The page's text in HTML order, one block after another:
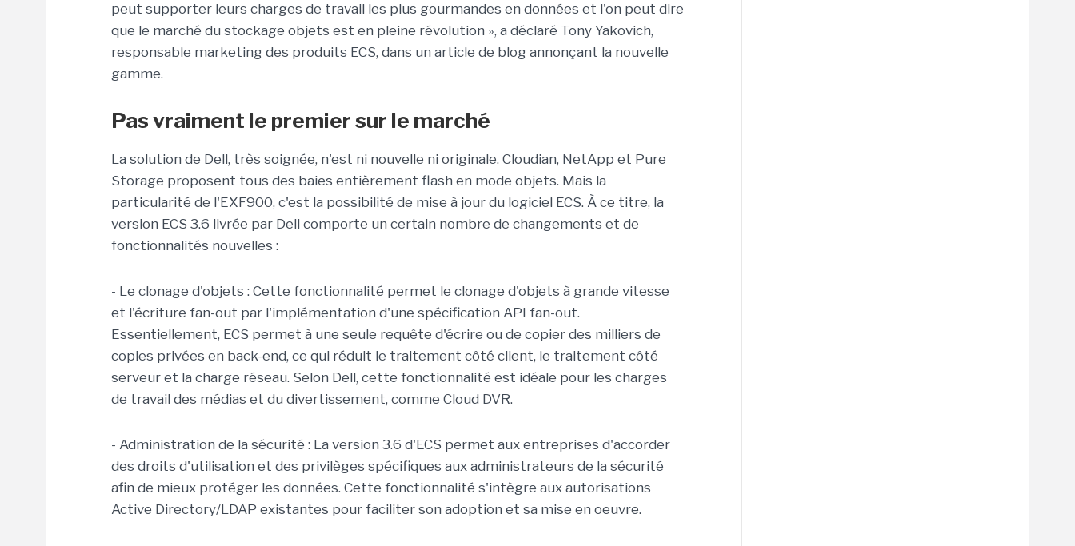
peut supporter leurs charges de travail les plus gourmandes en données et l'on peut dire
que le marché du stockage objets est en pleine révolution », a déclaré Tony Yakovich,
responsable marketing des produits ECS, dans un article de blog annonçant la nouvelle
gamme.
Pas vraiment le premier sur le marché
La solution de Dell, très soignée, n'est ni nouvelle ni originale. Cloudian, NetApp et Pure
Storage proposent tous des baies entièrement flash en mode objets. Mais la
particularité de l'EXF900, c'est la possibilité de mise à jour du logiciel ECS. À ce titre, la
version ECS 3.6 livrée par Dell comporte un certain nombre de changements et de
fonctionnalités nouvelles :
- Le clonage d'objets : Cette fonctionnalité permet le clonage d'objets à grande vitesse
et l'écriture fan-out par l'implémentation d'une spécification API fan-out.
Essentiellement, ECS permet à une seule requête d'écrire ou de copier des milliers de
copies privées en back-end, ce qui réduit le traitement côté client, le traitement côté
serveur et la charge réseau. Selon Dell, cette fonctionnalité est idéale pour les charges
de travail des médias et du divertissement, comme Cloud DVR.
- Administration de la sécurité : La version 3.6 d'ECS permet aux entreprises d'accorder
des droits d'utilisation et des privilèges spécifiques aux administrateurs de la sécurité
afin de mieux protéger les données. Cette fonctionnalité s'intègre aux autorisations
Active Directory/LDAP existantes pour faciliter son adoption et sa mise en oeuvre.